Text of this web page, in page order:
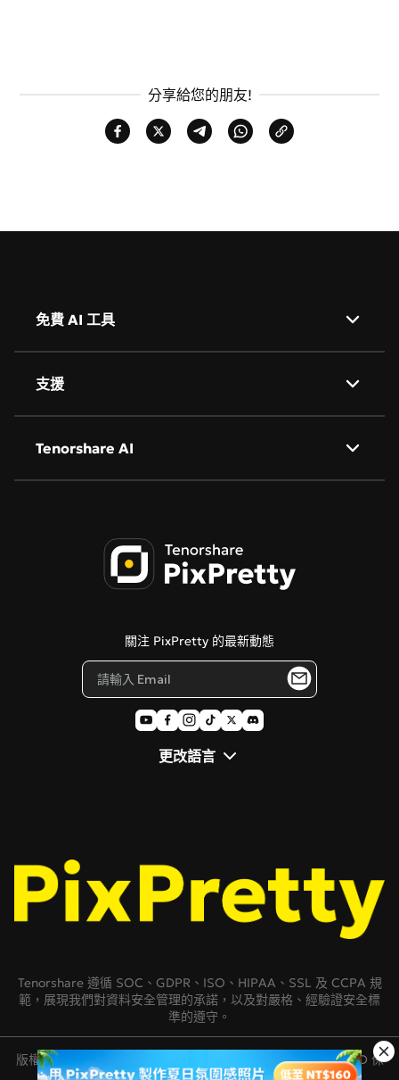
分享給您的朋友!
關注 PixPretty 的最新動態
更改語言
免費 AI 工具
AI 背景去除
AI 圖像翻譯
AI 人像精修
AI 公仔生成器
支援
隱私政策
Tenorshare AI
Tenorshare AI 圖像檢測器
PDNob 線上編輯器
Tenorshare 遵循 SOC、GDPR、ISO、HIPAA、SSL 及 CCPA 規
範，展現我們對資料安全管理的承諾，以及對嚴格、經驗證安全標
準的遵守。
版權所有 © 2007-2026 TENORSHARE(HONGKONG)LIMITED 保
留所有權利。